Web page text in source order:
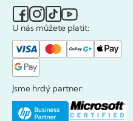
U nás můžete platit:
Jsme hrdý partner: